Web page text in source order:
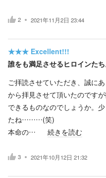
2 2021年11月2日 23:44
★★★ Excellent!!!
誰をも満足させるヒロインたち
ご拝読させていただき、誠に
から拝見させて頂いたのです
できるものなのでしょうか。
たね………(笑)
本命の…
続きを読む
3 2021年10月12日 21:32